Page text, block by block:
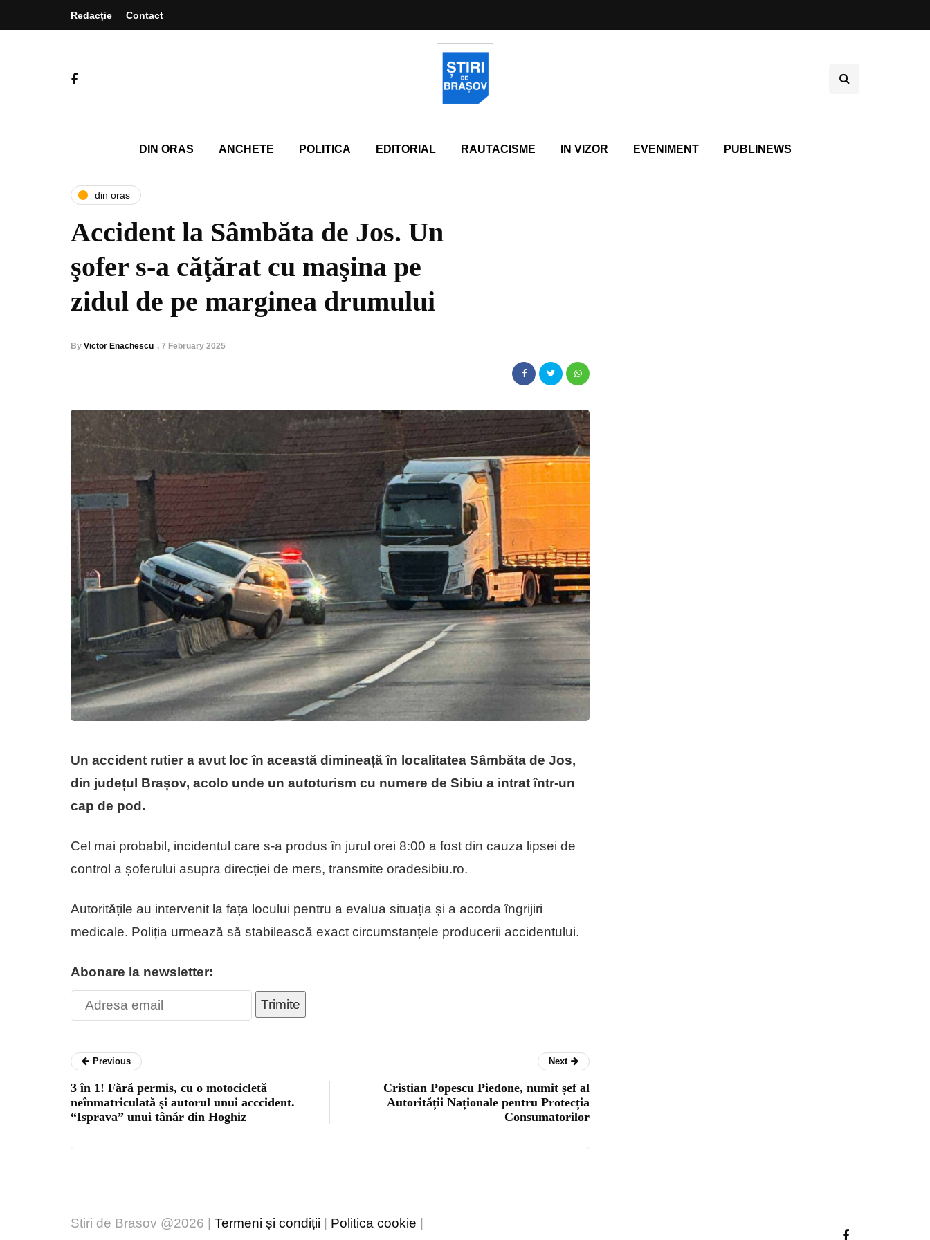
Redacție Contact
DIN ORAS ANCHETE POLITICA EDITORIAL RAUTACISME IN VIZOR EVENIMENT PUBLINEWS
din oras
Accident la Sâmbăta de Jos. Un
şofer s-a căţărat cu maşina pe
zidul de pe marginea drumului
By Victor Enachescu , 7 February 2025
Un accident rutier a avut loc în această dimineață în localitatea Sâmbăta de Jos,
din județul Brașov, acolo unde un autoturism cu numere de Sibiu a intrat într-un
cap de pod.
Cel mai probabil, incidentul care s-a produs în jurul orei 8:00 a fost din cauza lipsei de
control a șoferului asupra direcției de mers, transmite oradesibiu.ro.
Autoritățile au intervenit la fața locului pentru a evalua situația și a acorda îngrijiri
medicale. Poliția urmează să stabilească exact circumstanțele producerii accidentului.
Abonare la newsletter:
Trimite
Previous
3 în 1! Fără permis, cu o motocicletă
neînmatriculată şi autorul unui acccident.
“Isprava” unui tânăr din Hoghiz
Next
Cristian Popescu Piedone, numit șef al
Autorității Naționale pentru Protecția
Consumatorilor
Stiri de Brasov @2026 | Termeni și condiții Politica cookie